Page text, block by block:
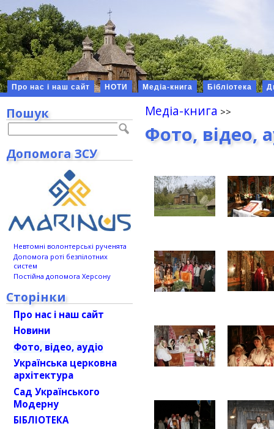
Про нас і наш сайт НОТИ Медіа-книга Бібліотека
Медіа-книга
Фото, відео,
Пошук
Допомога ЗСУ
Невтомні волонтерські рученята
Допомога роті безпілотних
систем
Постійна допомога Херсону
Сторінки
Про нас і наш сайт
Новини
Фото, відео, аудіо
Українська церковна
архітектура
Сад Українського
Модерну
БІБЛІОТЕКА